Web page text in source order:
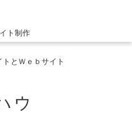
ト制作
トとＷｅｂサイト
ウ